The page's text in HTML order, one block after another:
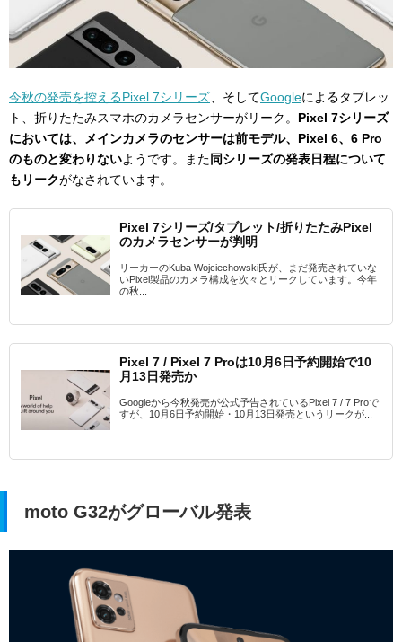
今秋の発売を控えるPixel 7シリーズ、そしてGoogleによるタブレッ
ト、折りたたみスマホのカメラセンサーがリーク。 Pixel 7シリーズ
においては、メインカメラのセンサーは前モデル、Pixel 6、6 Pro
のものと変わりないようです。また同シリーズの発表日程について
もリークがなされています。
Pixel 7シリーズ/タブレット/折りたたみPixel
のカメラセンサーが判明
リーカーのKuba Wojciechowski氏が、まだ発売されていな
いPixel製品のカメラ構成を次々とリークしています。今年
の秋...
Pixel 7 / Pixel 7 Proは10月6日予約開始で10
月13日発売か
Googleから今秋発売が公式予告されているPixel 7 / 7 Proで
すが、10月6日予約開始・10月13日発売というリークが...
moto G32がグローバル発表